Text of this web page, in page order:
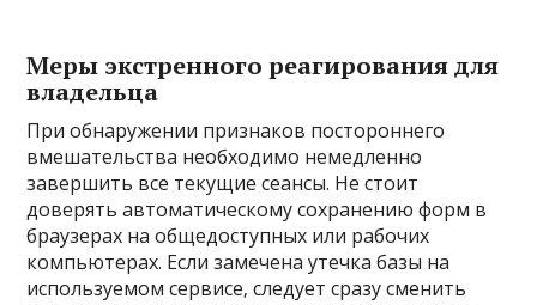
Меры экстренного реагирования для
владельца
При обнаружении признаков постороннего
вмешательства необходимо немедленно
завершить все текущие сеансы. Не стоит
доверять автоматическому сохранению форм в
браузерах на общедоступных или рабочих
компьютерах. Если замечена утечка базы на
используемом сервисе‚ следует сразу сменить